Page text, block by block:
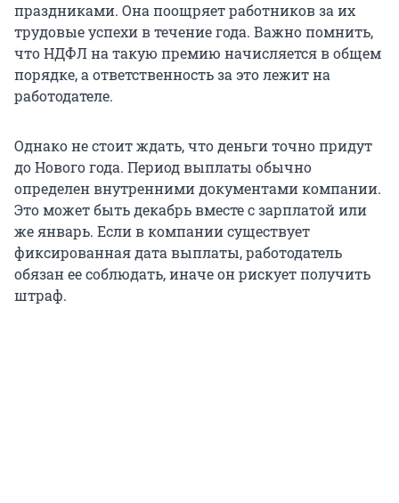
праздниками. Она поощряет работников за их
трудовые успехи в течение года. Важно помнить,
что НДФЛ на такую премию начисляется в общем
порядке, а ответственность за это лежит на
работодателе.
Однако не стоит ждать, что деньги точно придут
до Нового года. Период выплаты обычно
определен внутренними документами компании.
Это может быть декабрь вместе с зарплатой или
же январь. Если в компании существует
фиксированная дата выплаты, работодатель
обязан ее соблюдать, иначе он рискует получить
штраф.